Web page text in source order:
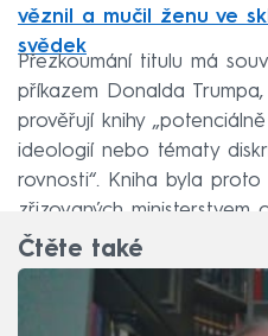
věznil a mučil ženu ve
svědek
Přezkoumání titulu má
příkazem Donalda
prověřují knihy
ideologií nebo tématy
rovnosti“. Kniha byla
zřizovaných ministerstvem
Čtěte také